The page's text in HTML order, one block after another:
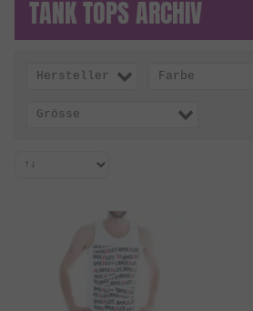
TANK TOPS ARCHIV
Hersteller Farbe
Grösse